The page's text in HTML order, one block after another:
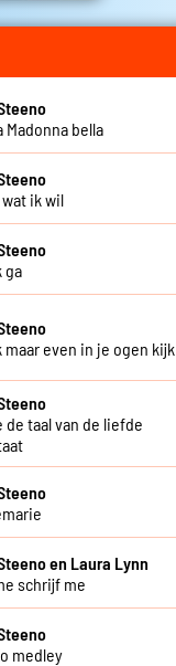
Madonna bella
ik wil
ga
maar even in je ogen kijk
de taal van de liefde
en Laura Lynn
schrijf me
medley